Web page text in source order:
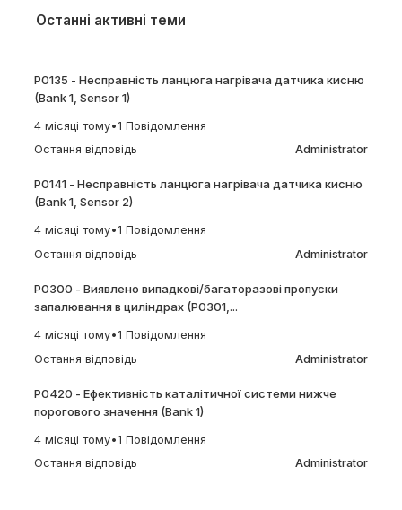
Останні активні теми
P0135 - Несправність ланцюга нагрівача датчика кисню
(Bank 1, Sensor 1)
4 місяці тому•1 Повідомлення
Остання відповідь
Administrator
P0141 - Несправність ланцюга нагрівача датчика кисню
(Bank 1, Sensor 2)
4 місяці тому•1 Повідомлення
Остання відповідь
Administrator
P0300 - Виявлено випадкові/багаторазові пропуски
запалювання в циліндрах (P0301,...
4 місяці тому•1 Повідомлення
Остання відповідь
Administrator
P0420 - Ефективність каталітичної системи нижче
порогового значення (Bank 1)
4 місяці тому•1 Повідомлення
Остання відповідь
Administrator